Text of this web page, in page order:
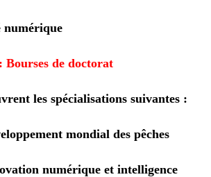
numérique
Bourses de doctorat
les spécialisations suivantes :
mondial des pêches
numérique et intelligence